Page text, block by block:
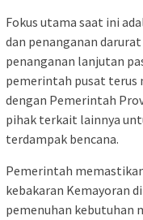
Fokus utama saat ini
dan penanganan
penanganan lanjutan
pemerintah pusat terus
dengan Pemerintah
pihak terkait lainnya
terdampak bencana.
Pemerintah
kebakaran Kemayoran
pemenuhan kebutuhan